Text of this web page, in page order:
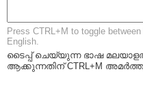
Press CTRL+M to toggle
English.
ടൈപ്പ്‌ ചെയ്യുന്ന ഭാഷ
ആക്കുന്നതിന് CTRL+M